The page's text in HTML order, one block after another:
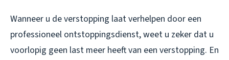
Wanneer u de verstopping laat verhelpen door een
professioneel ontstoppingsdienst, weet u zeker dat u
voorlopig geen last meer heeft van een verstopping. En